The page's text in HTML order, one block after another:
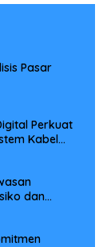
Pasar
Perkuat
Kabel
dan